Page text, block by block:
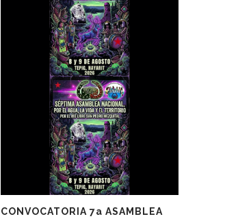
CONVOCATORIA 7a ASAMBLEA